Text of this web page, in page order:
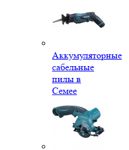
Аккумуляторные
сабельные
пилы в
Семее